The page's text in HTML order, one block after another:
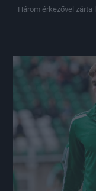
Három érkezővel